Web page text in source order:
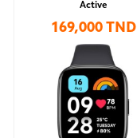
Active
169,000 TND